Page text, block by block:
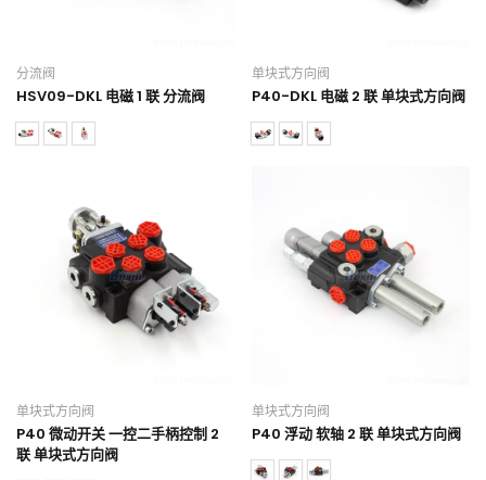
分流阀
HSV09-DKL 电磁 1 联 分流阀
单块式方向阀
P40-DKL 电磁 2 联 单块式方向阀
单块式方向阀
P40 微动开关 一控二手柄控制 2
联 单块式方向阀
单块式方向阀
P40 浮动 软轴 2 联 单块式方向阀